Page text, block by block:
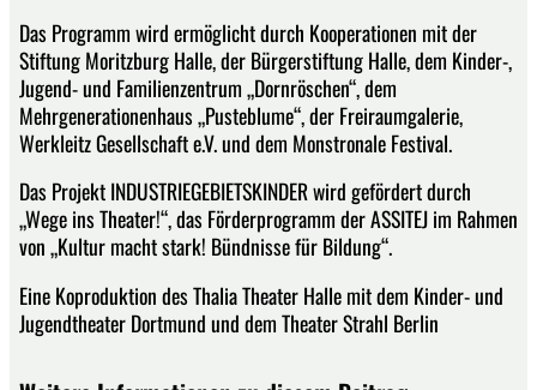
Das Programm wird ermöglicht durch Kooperationen mit der
Stiftung Moritzburg Halle, der Bürgerstiftung Halle, dem Kinder-,
Jugend- und Familienzentrum „Dornröschen“, dem
Mehrgenerationenhaus „Pusteblume“, der Freiraumgalerie,
Werkleitz Gesellschaft e.V. und dem Monstronale Festival.
Das Projekt INDUSTRIEGEBIETSKINDER wird gefördert durch
„Wege ins Theater!“, das Förderprogramm der ASSITEJ im Rahmen
von „Kultur macht stark! Bündnisse für Bildung“.
Eine Koproduktion des Thalia Theater Halle mit dem Kinder- und
Jugendtheater Dortmund und dem Theater Strahl Berlin